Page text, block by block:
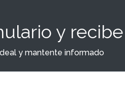
y
y mantente informado